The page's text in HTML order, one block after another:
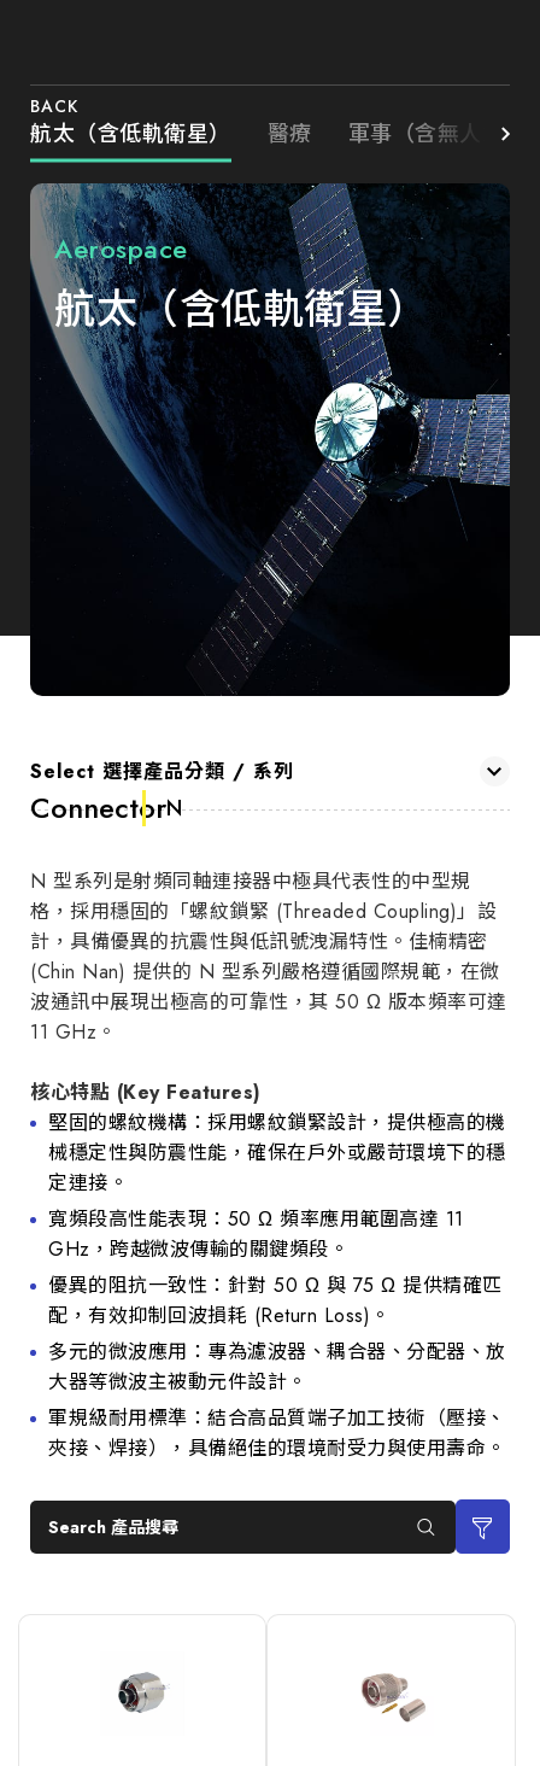
BACK
航太（含低軌衛星） 醫療 軍事（含無人載具
Aerospace
航太（含低軌衛星）
Select 選擇產品分類 / 系列
ConnectorN
N 型系列是射頻同軸連接器中極具代表性的中型規
格，採用穩固的「螺紋鎖緊 (Threaded Coupling)」設
計，具備優異的抗震性與低訊號洩漏特性。佳楠精密
(Chin Nan) 提供的 N 型系列嚴格遵循國際規範，在微
波通訊中展現出極高的可靠性，其 50 Ω 版本頻率可達
11 GHz。
核心特點 (Key Features)
堅固的螺紋機構：採用螺紋鎖緊設計，提供極高的機
械穩定性與防震性能，確保在戶外或嚴苛環境下的穩
定連接。
寬頻段高性能表現：50 Ω 頻率應用範圍高達 11
GHz，跨越微波傳輸的關鍵頻段。
優異的阻抗一致性：針對 50 Ω 與 75 Ω 提供精確匹
配，有效抑制回波損耗 (Return Loss)。
多元的微波應用：專為濾波器、耦合器、分配器、放
大器等微波主被動元件設計。
軍規級耐用標準：結合高品質端子加工技術（壓接、
夾接、焊接），具備絕佳的環境耐受力與使用壽命。
Search 產品搜尋